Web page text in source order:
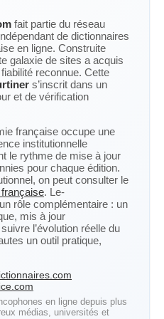
fait partie du réseau
de dictionnaires
en ligne. Construite
galaxie de sites a acquis
reconnue. Cette
s’inscrit dans un
et de vérification
française occupe une
institutionnelle
le rythme de mise à jour
pour chaque édition.
on peut consulter le
française. Le-
rôle complémentaire : un
mis à jour
l’évolution réelle du
un outil pratique,
en ligne depuis plus
médias, universités et